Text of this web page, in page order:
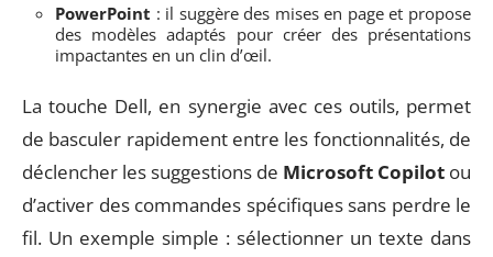
PowerPoint : il suggère des mises en page et propose
des modèles adaptés pour créer des présentations
impactantes en un clin d’œil.
La touche Dell, en synergie avec ces outils, permet
de basculer rapidement entre les fonctionnalités, de
déclencher les suggestions de Microsoft Copilot ou
d’activer des commandes spécifiques sans perdre le
fil. Un exemple simple : sélectionner un texte dans